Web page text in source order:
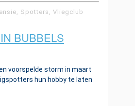
Spotters, Vliegclub
BUBBELS
voorspelde storm in maart
hun hobby te laten